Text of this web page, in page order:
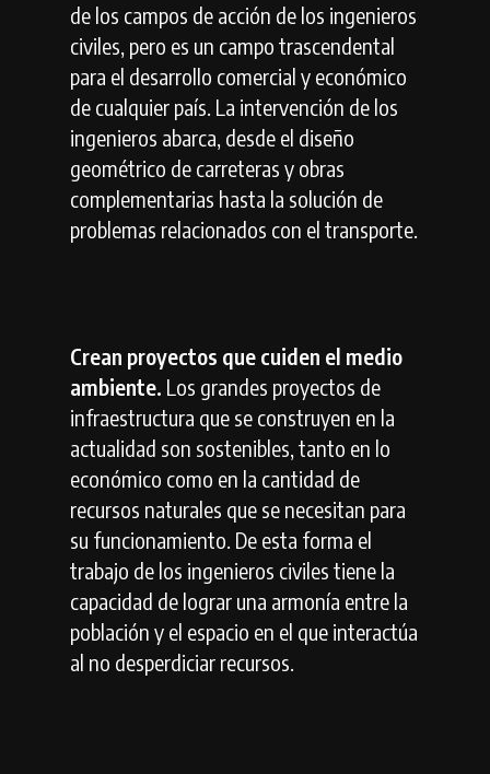
de los campos de acción de los ingenieros
civiles, pero es un campo trascendental
para el desarrollo comercial y económico
de cualquier país. La intervención de los
ingenieros abarca, desde el diseño
geométrico de carreteras y obras
complementarias hasta la solución de
problemas relacionados con el transporte.
Crean proyectos que cuiden el medio
ambiente. Los grandes proyectos de
infraestructura que se construyen en la
actualidad son sostenibles, tanto en lo
económico como en la cantidad de
recursos naturales que se necesitan para
su funcionamiento. De esta forma el
trabajo de los ingenieros civiles tiene la
capacidad de lograr una armonía entre la
población y el espacio en el que interactúa
al no desperdiciar recursos.